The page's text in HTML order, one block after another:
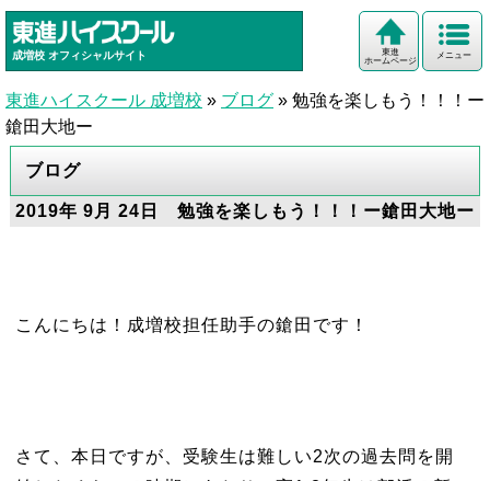
成増校 オフィシャルサイト メニュー
東進
ホームページ
東進ハイスクール 成増校 » ブログ » 勉強を楽しもう！！！ー
鎗田大地ー
ブログ
2019年 9月 24日 勉強を楽しもう！！！ー鎗田大地ー
こんにちは！成増校担任助手の鎗田です！
さて、本日ですが、受験生は難しい2次の過去問を開